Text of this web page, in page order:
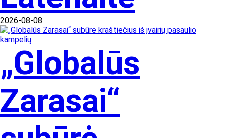
2026-08-08
„Globalūs
Zarasai“